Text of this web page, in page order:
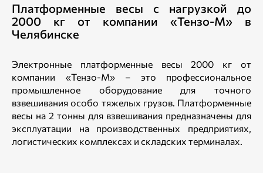
Платформенные весы с нагрузкой до
2000 кг от компании «Тензо-М» в
Челябинске
Электронные платформенные весы 2000 кг от
компании «Тензо-М» – это профессиональное
промышленное оборудование для точного
взвешивания особо тяжелых грузов. Платформенные
весы на 2 тонны для взвешивания предназначены для
эксплуатации на производственных предприятиях,
логистических комплексах и складских терминалах.